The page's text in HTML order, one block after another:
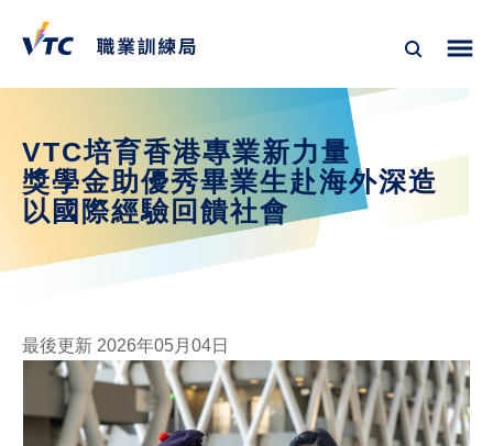
VTC培育香港專業新力量
獎學金助優秀畢業生赴海外深造
以國際經驗回饋社會
最後更新 2026年05月04日